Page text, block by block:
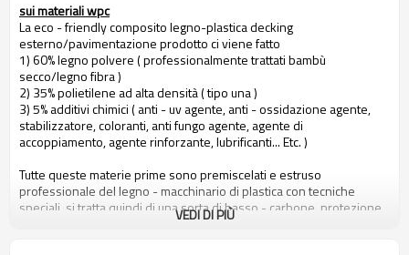
sui materiali wpc
La eco - friendly composito legno-plastica decking
esterno/pavimentazione prodotto ci viene fatto
1) 60% legno polvere ( professionalmente trattati bambù
secco/legno fibra )
2) 35% polietilene ad alta densità ( tipo una )
3) 5% additivi chimici ( anti - uv agente, anti - ossidazione agente,
stabilizzatore, coloranti, anti fungo agente, agente di
accoppiamento, agente rinforzante, lubrificanti... Etc. )
Tutte queste materie prime sono premiscelati e estruso
professionale del legno - macchinario di plastica con tecniche
speciali, si tratta quindi di una sorta di basso - carbone, protezione
ambientale e riciclabile nuovo materiale.
VEDI DI PIÙ